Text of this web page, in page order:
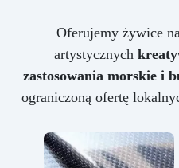
Oferujemy żywice
artystycznych
zastosowania morskie i
ograniczoną ofertę